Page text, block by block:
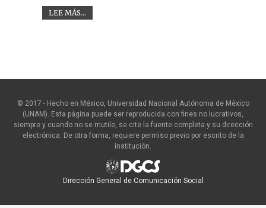
LEE MÁS...
© 2017 - Hecho en México, Universidad Nacional Autónoma de México
(UNAM). Esta página puede ser reproducida con fines no lucrativos,
siempre y cuando no se mutile, se cite la fuente completa y su dirección
electrónica. De otra forma, requiere permiso previo por escrito de la
institución.
Dirección General de Comunicación Social